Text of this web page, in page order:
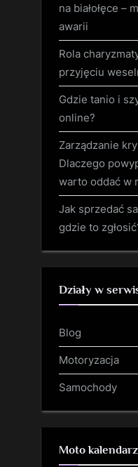
na białołęce –
awarii
Rola
przyjęciu
Gdzie tanio i
online?
Zarządzanie
Dlaczego
warto oddać w
Jak sprzedać
gdzie to
Działy w
Blog
Motoryzacja
Samochody
Moto kalendarz